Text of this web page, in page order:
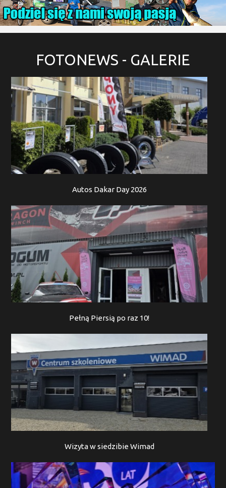
FOTONEWS - GALERIE
Autos Dakar Day 2026
Pełną Piersią po raz 10!
Wizyta w siedzibie Wimad